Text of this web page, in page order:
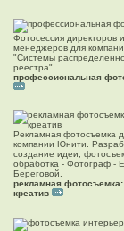
Фотосессия директоров
менеджеров для
"Системы
реестра"
профессиональная
Рекламная фотосъемка
компании Юнити.
создание идеи,
обработка - Фотограф -
Береговой.
рекламная фотосъемка:
креатив